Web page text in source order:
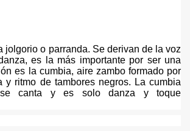
jolgorio o parranda. Se derivan de la voz
es la más importante por ser una
es la cumbia, aire zambo formado por
y ritmo de tambores negros. La cumbia
se canta y es solo danza y toque